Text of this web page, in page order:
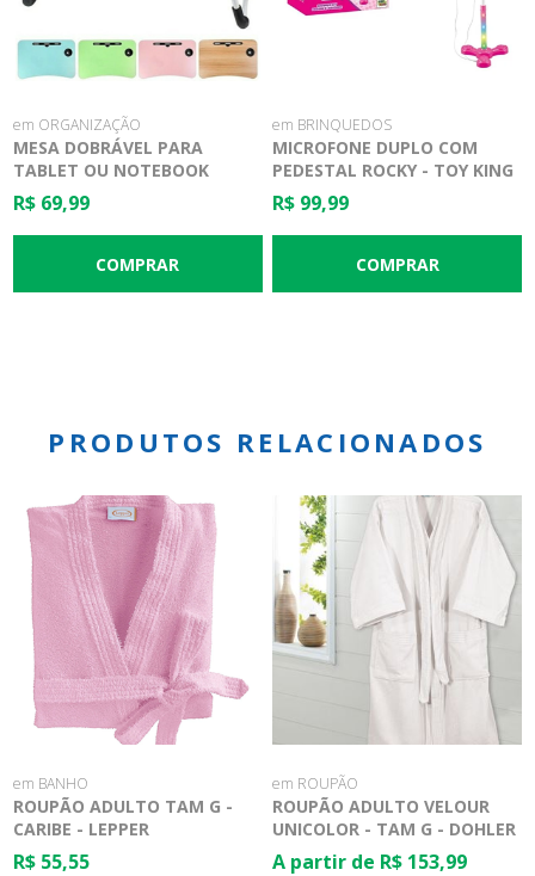
em ORGANIZAÇÃO
MESA DOBRÁVEL PARA
TABLET OU NOTEBOOK
R$ 69,99
em BRINQUEDOS
MICROFONE DUPLO COM
PEDESTAL ROCKY - TOY KING
R$ 99,99
PRODUTOS RELACIONADOS
em BANHO
ROUPÃO ADULTO TAM G -
CARIBE - LEPPER
R$ 55,55
em ROUPÃO
ROUPÃO ADULTO VELOUR
UNICOLOR - TAM G - DOHLER
A partir de R$ 153,99